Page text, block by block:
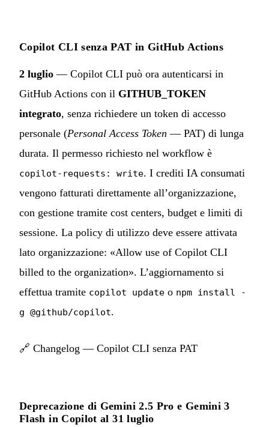
Copilot CLI senza PAT in GitHub Actions
2 luglio — Copilot CLI può ora autenticarsi in
GitHub Actions con il GITHUB_TOKEN
integrato, senza richiedere un token di accesso
personale (Personal Access Token — PAT) di lunga
durata. Il permesso richiesto nel workflow è
copilot-requests: write. I crediti IA consumati
vengono fatturati direttamente all’organizzazione,
con gestione tramite cost centers, budget e limiti di
sessione. La policy di utilizzo deve essere attivata
lato organizzazione: «Allow use of Copilot CLI
billed to the organization». L’aggiornamento si
effettua tramite copilot update o npm install -
g @github/copilot.
🔗 Changelog — Copilot CLI senza PAT
Deprecazione di Gemini 2.5 Pro e Gemini 3
Flash in Copilot al 31 luglio